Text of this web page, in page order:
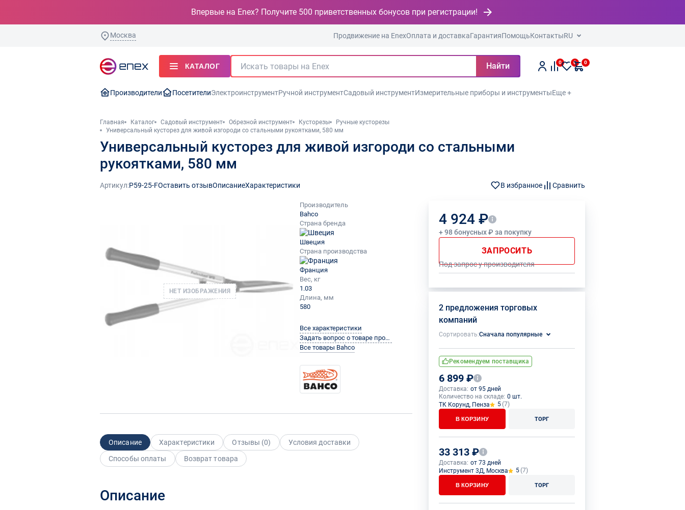
Впервые на Enex? Получите 500 приветственных бонусов при регистрации!
Москва Продвижение на EnexОплата и доставкаГарантияПомощьКонтактыRU
КАТАЛОГ Найти 0 0 0
Производители ПосетителиЭлектроинструментРучной инструментСадовый инструментИзмерительные приборы и инструментыЕще +
Главная Каталог Садовый инструмент Обрезной инструмент Кусторезы
Ручные кусторезы
Универсальный кусторез для живой изгороди со стальными рукоятками, 580 мм
Универсальный кусторез для живой изгороди со стальными
рукоятками, 580 мм
Артикул:P59-25-FОставить отзывОписаниеХарактеристики В избранное Сравнить
НЕТ ИЗОБРАЖЕНИЯ
Производитель
Bahco
Страна бренда
Швеция
Страна производства
Франция
Вес, кг
1.03
Длина, мм
580
Все характеристики
Задать вопрос о товаре производителю
Все товары Bahco
4 924 ₽
+ 98 бонусных ₽ за покупку
ЗАПРОСИТЬ
Под запрос у производителя
2 предложения торговых
компаний
Сортировать:Сначала популярные
Рекомендуем поставщика
6 899 ₽
Доставка: от 95 дней
Количество на складе: 0 шт.
ТК Корунд, Пенза
5(7)
В КОРЗИНУ ТОРГ
33 313 ₽
Доставка: от 73 дней
Инструмент 3Д, Москва
5(7)
В КОРЗИНУ ТОРГ
Описание Характеристики Отзывы (0)
Условия доставки
Способы оплаты
Возврат товара
Описание